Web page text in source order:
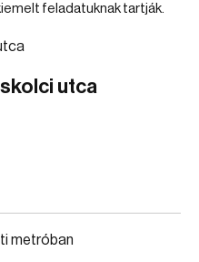
feladatuknak tartják.
utca